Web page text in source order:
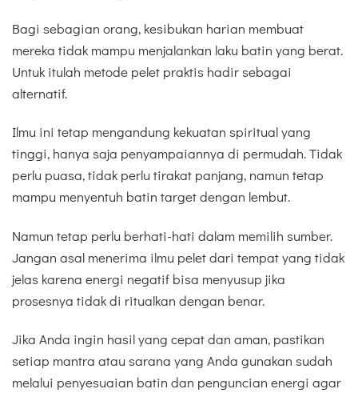
Bagi sebagian orang, kesibukan harian membuat
mereka tidak mampu menjalankan laku batin yang berat.
Untuk itulah metode pelet praktis hadir sebagai
alternatif.
Ilmu ini tetap mengandung kekuatan spiritual yang
tinggi, hanya saja penyampaiannya di permudah. Tidak
perlu puasa, tidak perlu tirakat panjang, namun tetap
mampu menyentuh batin target dengan lembut.
Namun tetap perlu berhati-hati dalam memilih sumber.
Jangan asal menerima ilmu pelet dari tempat yang tidak
jelas karena energi negatif bisa menyusup jika
prosesnya tidak di ritualkan dengan benar.
Jika Anda ingin hasil yang cepat dan aman, pastikan
setiap mantra atau sarana yang Anda gunakan sudah
melalui penyesuaian batin dan penguncian energi agar